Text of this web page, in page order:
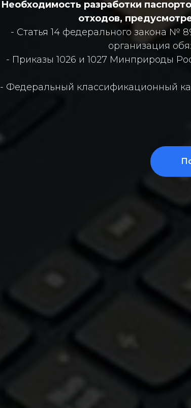
Необходимость разработки
отходов,
- Статья 14 федерального закона №
организация
- Приказы 1026 и 1027 Минприроды
- Федеральный классификационный